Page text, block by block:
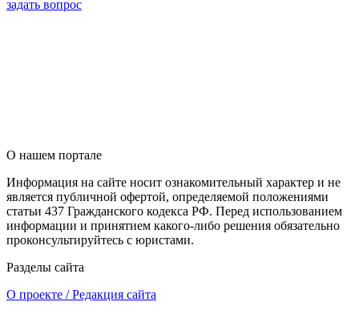
задать вопрос
О нашем портале
Информация на сайте носит ознакомительный характер и не
является публичной офертой, определяемой положениями
статьи 437 Гражданского кодекса РФ. Перед использованием
информации и принятием какого-либо решения обязательно
проконсультируйтесь с юристами.
Разделы сайта
О проекте / Редакция сайта